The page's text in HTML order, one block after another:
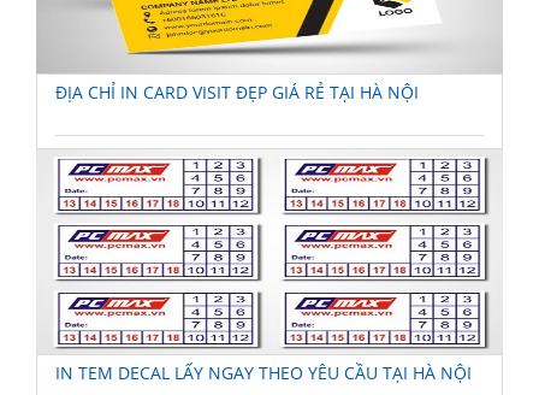
ĐỊA CHỈ IN CARD VISIT ĐẸP GIÁ RẺ TẠI HÀ NỘI
IN TEM DECAL LẤY NGAY THEO YÊU CẦU TẠI HÀ NỘI